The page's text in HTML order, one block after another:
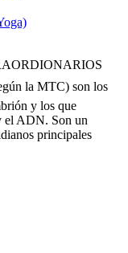
la MTC) son los
y los que
el ADN. Son un
principales